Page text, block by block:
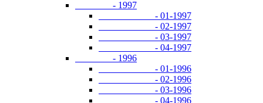
- 1997
- 01-1997
- 02-1997
- 03-1997
- 04-1997
- 1996
- 01-1996
- 02-1996
- 03-1996
- 04-1996